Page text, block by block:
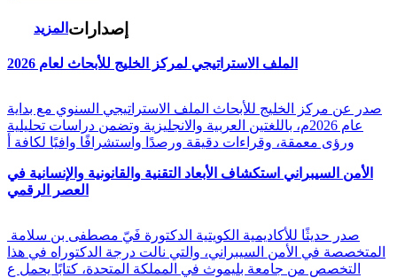
المزيد إصدارات
الملف الاستراتيجي لمركز الخليج للأبحاث لعام 2026
صدر عن مركز الخليج للأبحاث الملف الاستراتيجي السنوي مع بداية
عام 2026م، باللغتين العربية والانجليزية وتضمن دراسات تحليلية
ورؤى معمقة، وقراءات دقيقة ورصدًا واستشرافًا وافيًا لكافة أ
الأمن السيبراني استكشاف الأبعاد التقنية والقانونية والإنسانية في
العصر الرقمي
المتخصصة في الأمن السيبراني، والتي نالت درجة الدكتوراه في هذا
التخصص من جامعة بليموث في المملكة المتحدة، كتابًا يحمل ع